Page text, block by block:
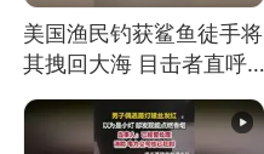
美国渔民钓获鲨鱼徒手将
其拽回大海 目击者直呼
震惊 （视频来源：参考
消息）